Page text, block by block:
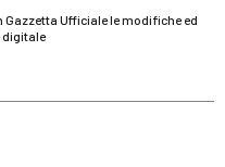
Gazzetta Ufficiale le modifiche ed
digitale